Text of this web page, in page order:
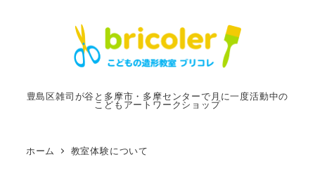
豊島区雑司が谷と多摩市・多摩センターで月に一度活動中の
こどもアートワークショップ
ホーム 教室体験について